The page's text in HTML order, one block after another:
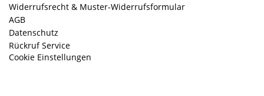
Widerrufsrecht & Muster-Widerrufsformular
AGB
Datenschutz
Rückruf Service
Cookie Einstellungen